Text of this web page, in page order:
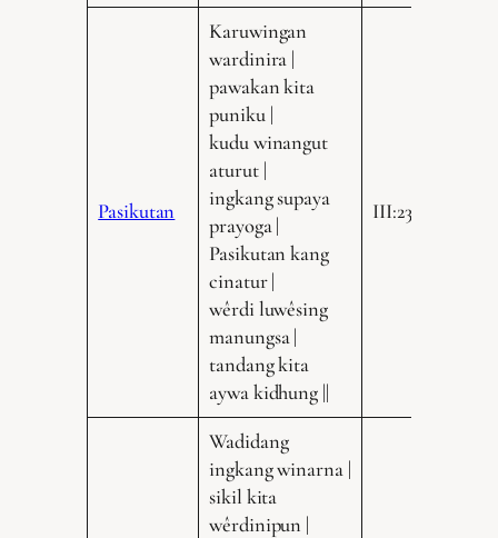
Pasikutan
Karuwingan
wardinira |
pawakan kita
puniku |
kudu winangut
aturut |
ingkang supaya
prayoga |
Pasikutan kang
cinatur |
wêrdi luwêsing
manungsa |
tandang kita
aywa kidhung ||
III:235.16
Wadidang
ingkang winarna |
sikil kita
wêrdinipun |